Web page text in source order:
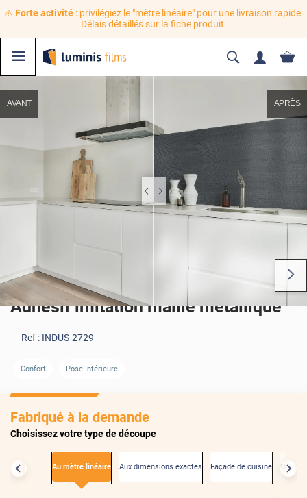
⚠️ Forte activité: privilégiez le "mètre linéaire" pour une livraison rapide.
Délais détaillés sur la fiche produit.
AVANT APRÈS
Adhésif imitation maille métallique
Ref : INDUS-2729
Confort Pose Intérieure
Fabriqué à la demande
Choisissez votre type de découpe
Au mètre linéaire Aux dimensions exactes Façade de cuisine